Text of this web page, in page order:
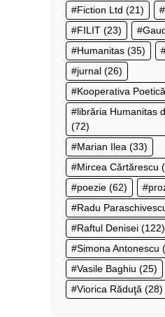
Fiction Ltd (21)
FILIT (23)
Humanitas (35)
jurnal (26)
Kooperativa Poetică
librăria Humanitas
(72)
Marian Ilea (33)
Mircea Cărtărescu
poezie (62)
Radu
Raftul Denisei (122)
Simona Antonescu
Vasile Baghiu (25)
Viorica Răduţă (28)